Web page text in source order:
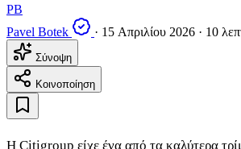
PB
Pavel Botek
· 15 Απριλίου 2026 · 10
Σύνοψη
Κοινοποίηση
Η Citigroup είχε ένα από τα καλύτερα